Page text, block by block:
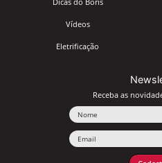
Vídeos
Eletrificação
Receba as